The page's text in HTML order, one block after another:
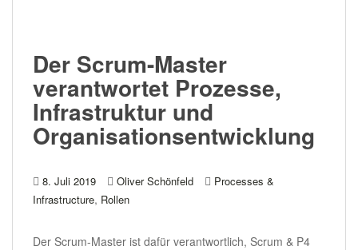
Der Scrum-Master
verantwortet Prozesse,
Infrastruktur und
Organisationsentwicklung
8. Juli 2019 Oliver Schönfeld
Processes &
Infrastructure, Rollen
Der Scrum-Master ist dafür verantwortlich, Scrum & P4